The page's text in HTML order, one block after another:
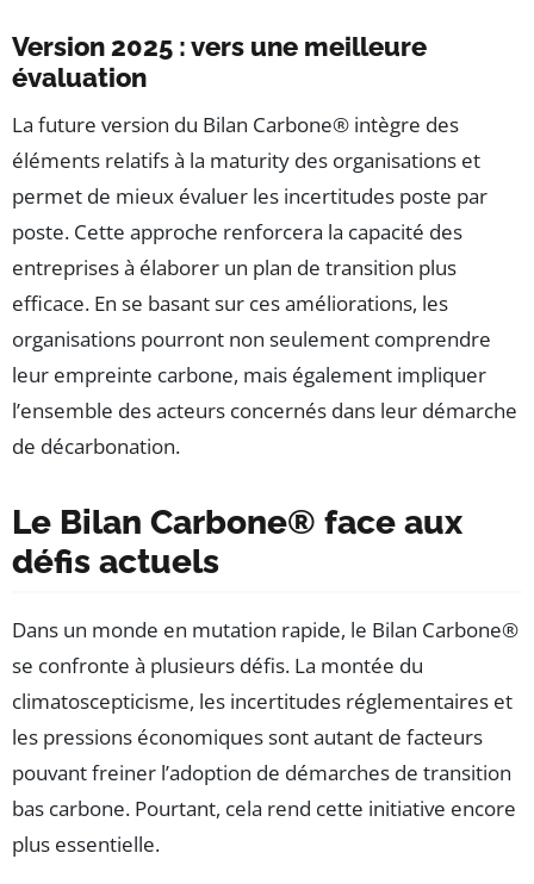
Version 2025 : vers une meilleure
évaluation
La future version du Bilan Carbone® intègre des
éléments relatifs à la maturity des organisations et
permet de mieux évaluer les incertitudes poste par
poste. Cette approche renforcera la capacité des
entreprises à élaborer un plan de transition plus
efficace. En se basant sur ces améliorations, les
organisations pourront non seulement comprendre
leur empreinte carbone, mais également impliquer
l’ensemble des acteurs concernés dans leur démarche
de décarbonation.
Le Bilan Carbone® face aux
défis actuels
Dans un monde en mutation rapide, le Bilan Carbone®
se confronte à plusieurs défis. La montée du
climatoscepticisme, les incertitudes réglementaires et
les pressions économiques sont autant de facteurs
pouvant freiner l’adoption de démarches de transition
bas carbone. Pourtant, cela rend cette initiative encore
plus essentielle.